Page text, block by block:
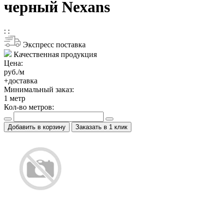
черный Nexans
: :
Экспресс поставка
Качественная продукция
Цена:
руб./м
+доставка
Минимальный заказ:
1 метр
Кол-во метров:
Добавить в корзину Заказать в 1 клик